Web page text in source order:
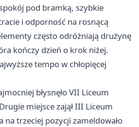
pod bramką, szybkie
i odporność na rosnącą
często odróżniają drużynę
kończy dzień o krok niżej.
tempo w chłopięcej
błysnęło VII Liceum
miejsce zajął III Liceum
na trzeciej pozycji zameldowało